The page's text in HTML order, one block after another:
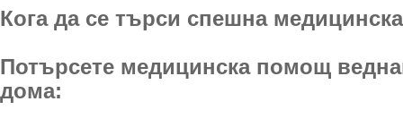
Кога да се търси спешна
Потърсете медицинска помощ
дома: